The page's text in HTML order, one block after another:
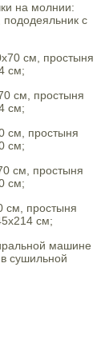
на молнии:
с
см, простыня
см;
см, простыня
см;
см, простыня
см;
см, простыня
см;
см, простыня
см;
машине
сушильной